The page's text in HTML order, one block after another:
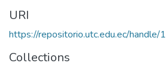
URI
https://repositorio.utc.edu.ec/
Collections